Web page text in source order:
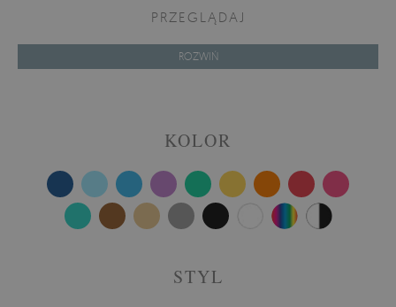
PRZEGLĄDAJ
ROZWIŃ
KOLOR
STYL